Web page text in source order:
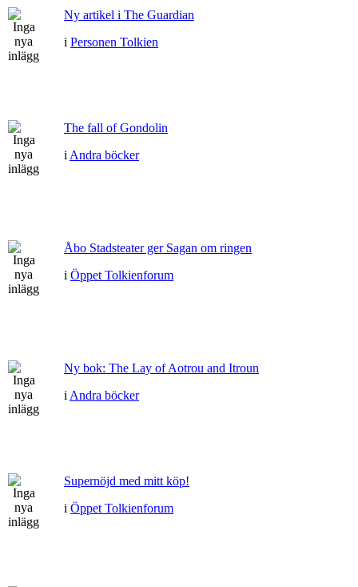
Ny artikel i The Guardian
i Personen Tolkien
The fall of Gondolin
i Andra böcker
Åbo Stadsteater ger Sagan om ringen
i Öppet Tolkienforum
Ny bok: The Lay of Aotrou and Itroun
i Andra böcker
Supernöjd med mitt köp!
i Öppet Tolkienforum